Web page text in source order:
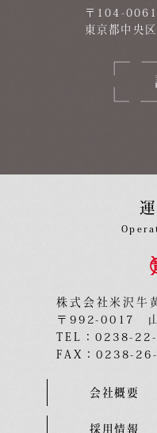
〒104-0061
東京都中央
株式会社米沢牛
〒992-0017 山
TEL：0238-
FAX：0238-
会社概要
採用情報